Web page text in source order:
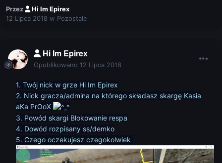
Przez
Hi Im Epirex
12 Lipca 2018 w Pozostałe
Hi Im Epirex
Opublikowano 12 Lipca 2018
1. Twój nick w grze Hi Im Epirex
2. Nick gracza/admina na którego składasz skargę Kasia
aKa PrOoX
3. Powód skargi Blokowanie respa
4. Dowód rozpisany ss/demko
5. Czego oczekujesz czegokolwiek